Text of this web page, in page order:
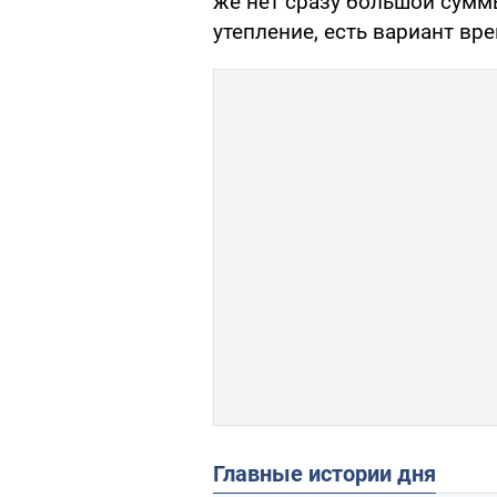
утепление, есть вариант
Главные истории дня